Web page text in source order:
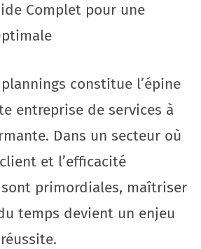
Complet pour une
constitue l’épine
entreprise de services à
Dans un secteur où
et l’efficacité
primordiales, maîtriser
temps devient un enjeu